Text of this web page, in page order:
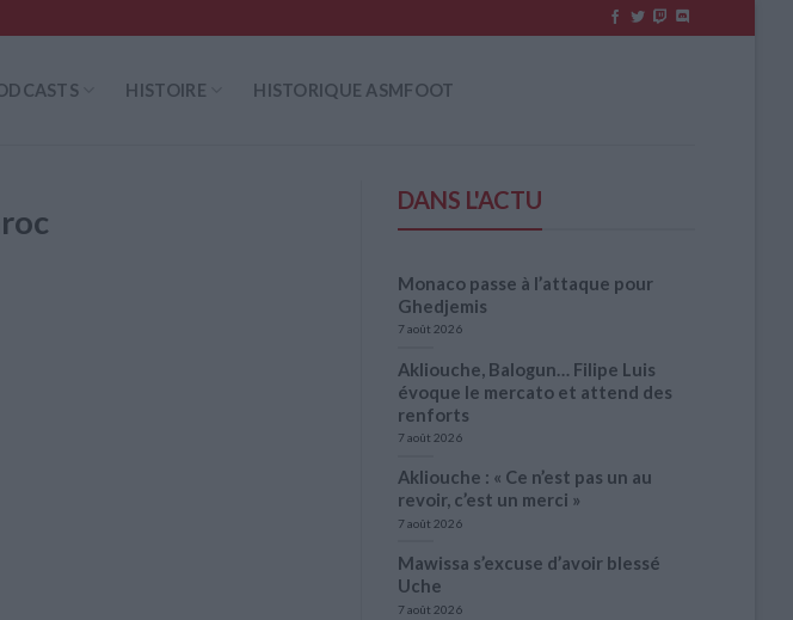
HISTOIRE HISTORIQUE ASMFOOT
DANS L'ACTU
Monaco passe à l’attaque pour
Ghedjemis
7 août 2026
Akliouche, Balogun… Filipe Luis
évoque le mercato et attend des
renforts
7 août 2026
Akliouche : « Ce n’est pas un au
revoir, c’est un merci »
7 août 2026
Mawissa s’excuse d’avoir blessé
Uche
7 août 2026